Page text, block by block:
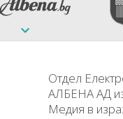
Отдел
АЛБЕНА АД
Медия в